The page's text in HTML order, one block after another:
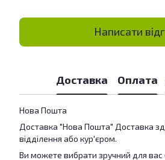
Написати
Доставка Оплата
Нова Пошта
Доставка "Нова Пошта" Доставка
відділення або кур'єром.
Ви можете вибрати зручний для вас